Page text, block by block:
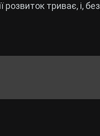
триває, і,